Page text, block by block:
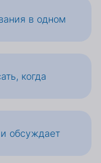
в одном
когда
обсуждает